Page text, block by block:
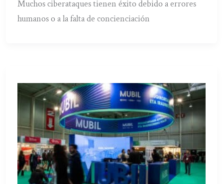
Muchos ciberataques tienen éxito debido a errores
humanos o a la falta de concienciación